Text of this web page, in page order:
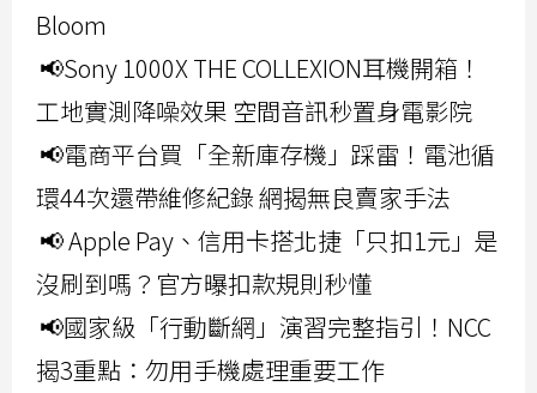
Bloom
📢Sony 1000X THE COLLEXION耳機開箱！
工地實測降噪效果 空間音訊秒置身電影院
📢電商平台買「全新庫存機」踩雷！電池循
環44次還帶維修紀錄 網揭無良賣家手法
📢 Apple Pay、信用卡搭北捷「只扣1元」是
沒刷到嗎？官方曝扣款規則秒懂
📢國家級「行動斷網」演習完整指引！NCC
揭3重點：勿用手機處理重要工作